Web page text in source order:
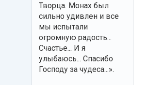
Творца. Монах был
сильно удивлен и все
мы испытали
огромную радость...
Счастье... И я
улыбаюсь... Спасибо
Господу за чудеса...».